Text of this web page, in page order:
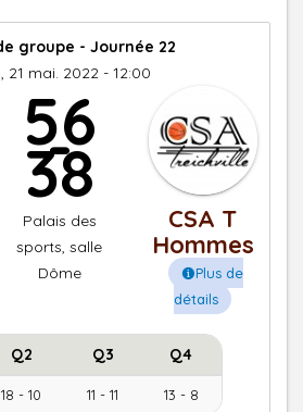
groupe - Journée 22
21 mai. 2022 - 12:00
56
-
38
Palais des
sports, salle
Dôme
CSA T
Hommes
Plus de
détails
Q2 Q3 Q4
18 - 10 11 - 11 13 - 8